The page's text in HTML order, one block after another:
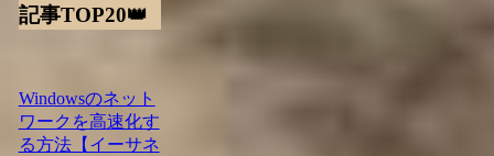
記事TOP20👑
Windowsのネット
ワークを高速化す
る方法【イーサネ